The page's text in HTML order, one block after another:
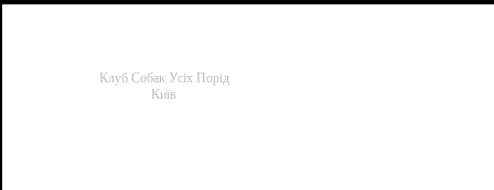
Клуб Собак Усіх Порід
Київ